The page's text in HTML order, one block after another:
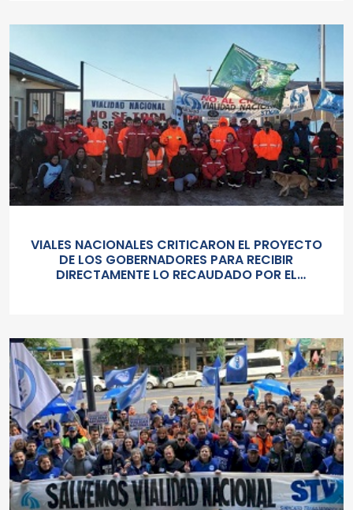
ARGENTINO”
VIALES NACIONALES CRITICARON EL PROYECTO
DE LOS GOBERNADORES PARA RECIBIR
DIRECTAMENTE LO RECAUDADO POR EL